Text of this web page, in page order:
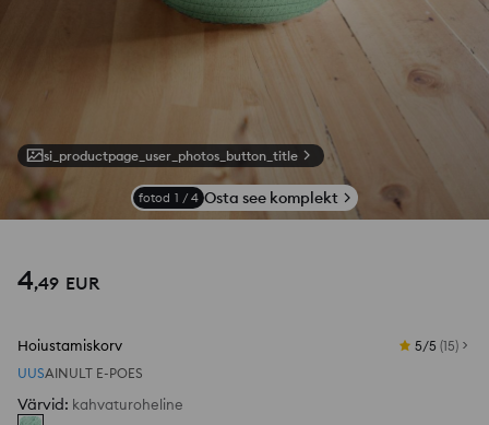
si_productpage_user_photos_button_title
fotod 1 / 4 Osta see komplekt
4,49 EUR
Hoiustamiskorv 5/5 (15)
UUSAINULT E-POES
Värvid: kahvaturoheline